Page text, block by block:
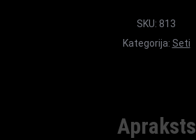
SKU: 813
Kategorija: Seti
Apraksts